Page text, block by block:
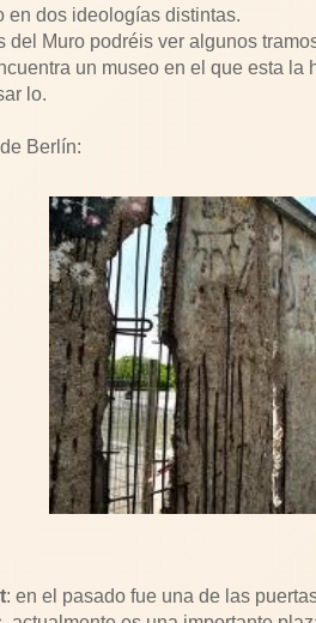
en dos ideologías distintas.
del Muro podréis ver algunos
un museo en el que esta la
lo.
Berlín:
: en el pasado fue una de las